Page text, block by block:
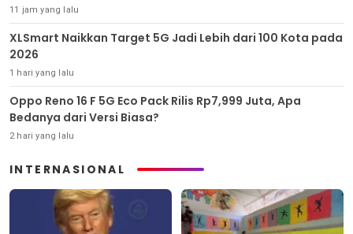
11 jam yang lalu
XLSmart Naikkan Target 5G Jadi Lebih dari 100 Kota pada
2026
1 hari yang lalu
Oppo Reno 16 F 5G Eco Pack Rilis Rp7,999 Juta, Apa
Bedanya dari Versi Biasa?
2 hari yang lalu
INTERNASIONAL